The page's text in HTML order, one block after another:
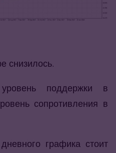
снизилось.
поддержки в
сопротивления в
графика стоит